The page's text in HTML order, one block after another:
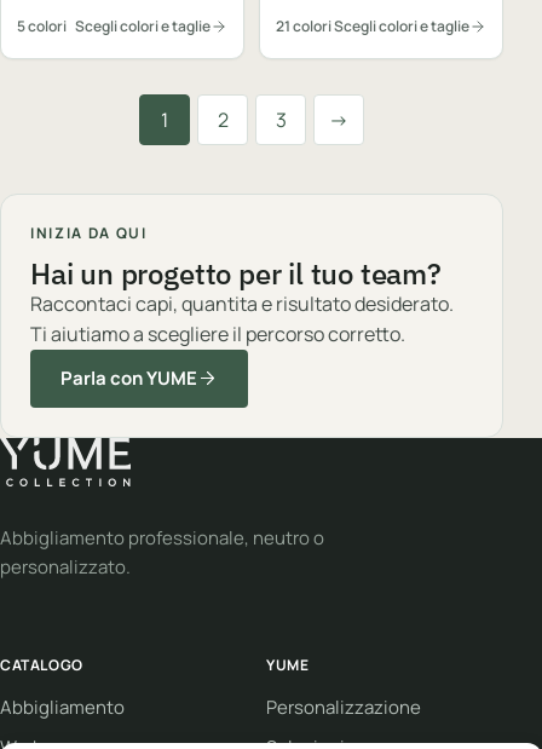
5 colori Scegli colori e taglie 21 coloriScegli colori e taglie
1 2 3 →
Successiva
INIZIA DA QUI
Hai un progetto per il tuo team?
Raccontaci capi, quantita e risultato desiderato.
Ti aiutiamo a scegliere il percorso corretto.
Parla con YUME
Abbigliamento professionale, neutro o
personalizzato.
CATALOGO
Abbigliamento
YUME
Personalizzazione